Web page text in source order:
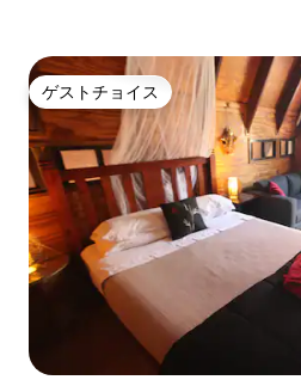
ゲストチョイス
ゲストチョイス